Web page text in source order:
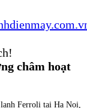
châm hoạt
Ferroli tai Ha Noi,